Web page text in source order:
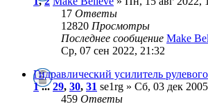
17 Ответы
12820 Просмотры
Последнее сообщение Make
Ср, 07 сен 2022, 21:32
Гидравлический усилитель
1...29, 30, 31 se1rg » Сб, 03 дек
459 Ответы